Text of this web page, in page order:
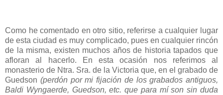
Como he comentado en otro sitio, referirse a cualquier lugar
de esta ciudad es muy complicado, pues en cualquier rincón
de la misma, existen muchos años de historia tapados que
afloran al hacerlo. En esta ocasión nos referimos al
monasterio de Ntra. Sra. de la Victoria que, en el grabado de
Guedson (perdón por mi fijación de los grabados antiguos,
Baldi Wyngaerde, Guedson, etc. que para mí son sin duda